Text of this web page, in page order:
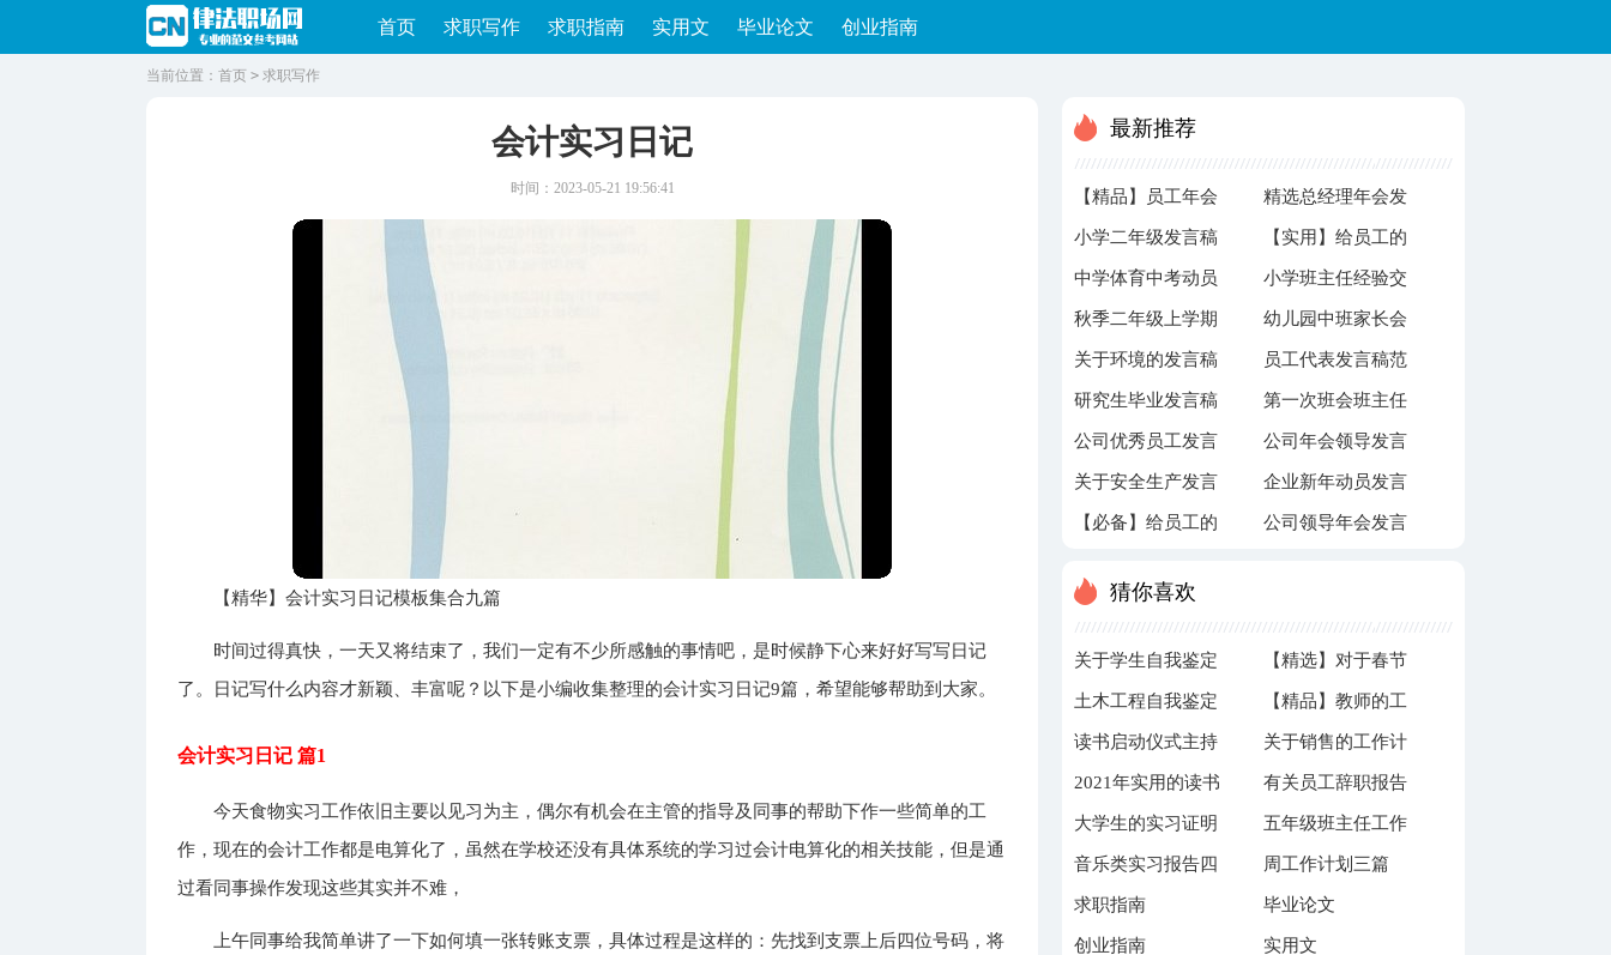
首页 求职写作 求职指南 实用文 毕业论文 创业指南
当前位置： 首页 > 求职写作
会计实习日记
时间：2023-05-21 19:56:41
【精华】会计实习日记模板集合九篇
时间过得真快，一天又将结束了，我们一定有不少所感触的事情吧，是时候静下心来好好写写日记
了。日记写什么内容才新颖、丰富呢？以下是小编收集整理的会计实习日记9篇，希望能够帮助到大家。
会计实习日记 篇1
今天食物实习工作依旧主要以见习为主，偶尔有机会在主管的指导及同事的帮助下作一些简单的工
作，现在的会计工作都是电算化了，虽然在学校还没有具体系统的学习过会计电算化的相关技能，但是通
过看同事操作发现这些其实并不难，
上午同事给我简单讲了一下如何填一张转账支票，具体过程是这样的：先找到支票上后四位号码，将
最新推荐
【精品】员工年会
的发言稿模板汇总
八篇
精选总经理年会发
言稿4篇
小学二年级发言稿 【实用】给员工的
发言稿模板汇总8
篇
中学体育中考动员
发言稿
小学班主任经验交
流的发言稿
秋季二年级上学期
家长会发言稿范文
幼儿园中班家长会
发言稿
关于环境的发言稿 员工代表发言稿范
文汇编九篇
研究生毕业发言稿 第一次班会班主任
发言稿
公司优秀员工发言
稿集合9篇
公司年会领导发言
稿范文
关于安全生产发言
稿
企业新年动员发言
稿范文
【必备】给员工的 公司领导年会发言
猜你喜欢
关于学生自我鉴定
集合5篇
【精选】对于春节
的祝福语合集7篇
土木工程自我鉴定
范文汇编7篇
【精品】教师的工
作总结模板汇总九
篇
读书启动仪式主持
词
关于销售的工作计
划三篇
2021年实用的读书
的名言警句集锦95
条
有关员工辞职报告
模板汇编8篇
大学生的实习证明 五年级班主任工作
计划范文（通用5
篇）
音乐类实习报告四
篇
周工作计划三篇
求职指南 毕业论文
创业指南 实用文